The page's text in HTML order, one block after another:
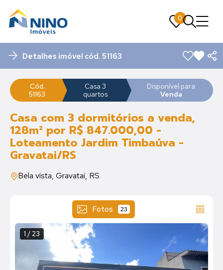
0
0
Detalhes imóvel cód. 51163
Cód.
51163
Casa 3
quartos
Disponível para
Venda
Casa com 3 dormitórios a venda,
128m² por R$ 847.000,00 -
Loteamento Jardim Timbaúva -
Gravatai/RS
Bela vista, Gravataí, RS
Fotos 23
1 / 23